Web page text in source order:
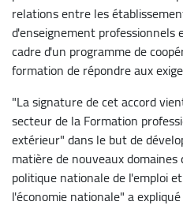
relations entre les
d'enseignement
cadre d'un programme de
formation de répondre aux
"La signature de cet accord
secteur de la Formation
extérieur" dans le but de
matière de nouveaux
politique nationale de l'emploi
l'économie nationale" a